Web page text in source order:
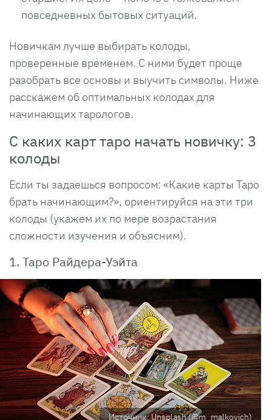
повседневных бытовых ситуаций.
Новичкам лучше выбирать колоды,
проверенные временем. С ними будет проще
разобрать все основы и выучить символы. Ниже
расскажем об оптимальных колодах для
начинающих тарологов.
С каких карт таро начать новичку: 3
колоды
Если ты задаешься вопросом: «Какие карты Таро
брать начинающим?», ориентируйся на эти три
колоды (укажем их по мере возрастания
сложности изучения и объясним).
1. Таро Райдера-Уэйта
Источник: Unsplash (@m_malkovich)